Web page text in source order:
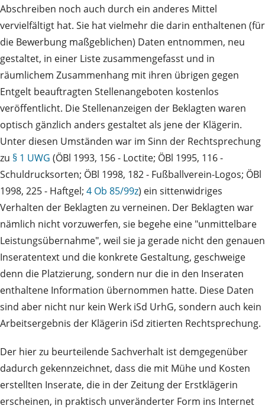
Abschreiben noch auch durch ein anderes Mittel
vervielfältigt hat. Sie hat vielmehr die darin enthaltenen (für
die Bewerbung maßgeblichen) Daten entnommen, neu
gestaltet, in einer Liste zusammengefasst und in
räumlichem Zusammenhang mit ihren übrigen gegen
Entgelt beauftragten Stellenangeboten kostenlos
veröffentlicht. Die Stellenanzeigen der Beklagten waren
optisch gänzlich anders gestaltet als jene der Klägerin.
Unter diesen Umständen war im Sinn der Rechtsprechung
zu § 1 UWG (ÖBl 1993, 156 - Loctite; ÖBl 1995, 116 -
Schuldrucksorten; ÖBl 1998, 182 - Fußballverein-Logos; ÖBl
1998, 225 - Haftgel; 4 Ob 85/99z) ein sittenwidriges
Verhalten der Beklagten zu verneinen. Der Beklagten war
nämlich nicht vorzuwerfen, sie begehe eine "unmittelbare
Leistungsübernahme", weil sie ja gerade nicht den genauen
Inseratentext und die konkrete Gestaltung, geschweige
denn die Platzierung, sondern nur die in den Inseraten
enthaltene Information übernommen hatte. Diese Daten
sind aber nicht nur kein Werk iSd UrhG, sondern auch kein
Arbeitsergebnis der Klägerin iSd zitierten Rechtsprechung.
Der hier zu beurteilende Sachverhalt ist demgegenüber
dadurch gekennzeichnet, dass die mit Mühe und Kosten
erstellten Inserate, die in der Zeitung der Erstklägerin
erscheinen, in praktisch unveränderter Form ins Internet